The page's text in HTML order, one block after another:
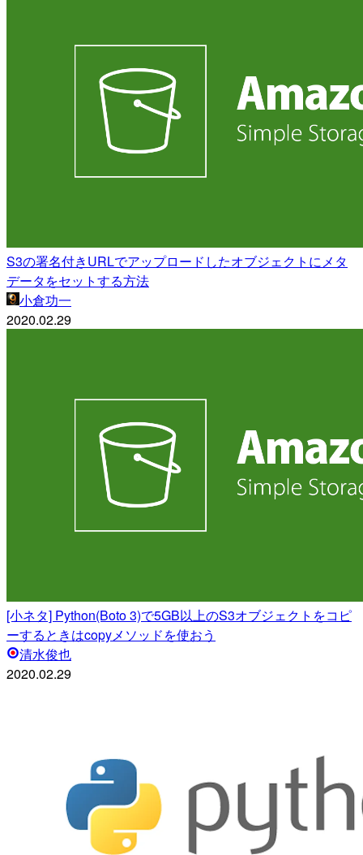
S3の署名付きURLでアップロードしたオブジェクトにメタ
データをセットする方法
小倉功一
2020.02.29
[小ネタ] Python(Boto 3)で5GB以上のS3オブジェクトをコピ
ーするときはcopyメソッドを使おう
清水俊也
2020.02.29